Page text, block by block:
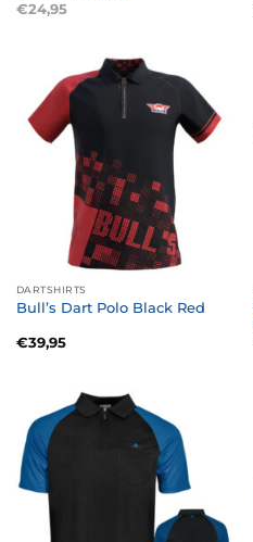
€24,95
DARTSHIRTS
Bull’s Dart Polo Black Red
€39,95